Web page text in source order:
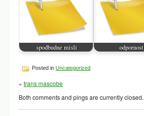
spodbudne misli odpornost
Posted inUncategorized
«trans mascobe
Both comments and pings are currently closed.